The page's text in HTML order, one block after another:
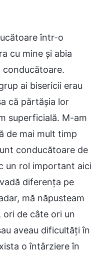
într-o
cu mine și abia
conducătoare.
ai bisericii erau
că părtășia lor
superficială. M-am
de mai mult timp
conducătoare de
un rol important aici
diferența pe
mă năpusteam
ori de câte ori un
aveau dificultăți în
o întârziere în